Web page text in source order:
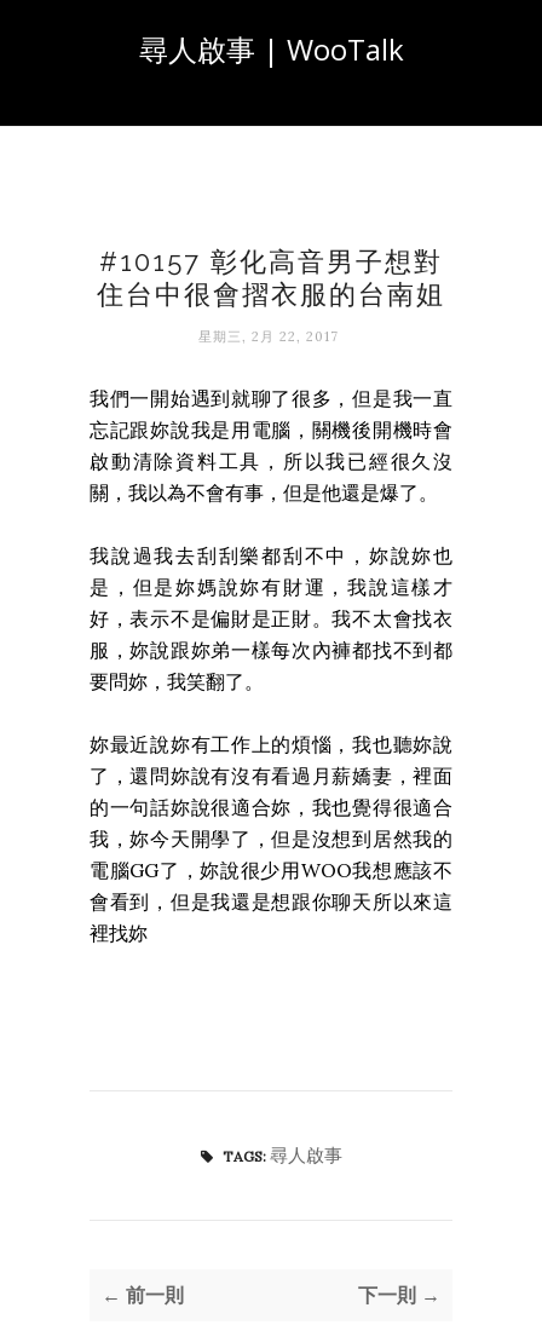
尋人啟事 | WooTalk
#10157 彰化高音男子想對
住台中很會摺衣服的台南姐
星期三, 2月 22, 2017
我們一開始遇到就聊了很多，但是我一直
忘記跟妳說我是用電腦，關機後開機時會
啟動清除資料工具，所以我已經很久沒
關，我以為不會有事，但是他還是爆了。
我說過我去刮刮樂都刮不中，妳說妳也
是，但是妳媽說妳有財運，我說這樣才
好，表示不是偏財是正財。我不太會找衣
服，妳說跟妳弟一樣每次內褲都找不到都
要問妳，我笑翻了。
妳最近說妳有工作上的煩惱，我也聽妳說
了，還問妳說有沒有看過月薪嬌妻，裡面
的一句話妳說很適合妳，我也覺得很適合
我，妳今天開學了，但是沒想到居然我的
電腦GG了，妳說很少用WOO我想應該不
會看到，但是我還是想跟你聊天所以來這
裡找妳
TAGS: 尋人啟事
← 前一則 下一則 →